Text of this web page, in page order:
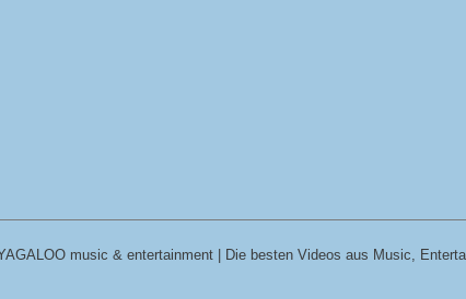
music & entertainment | Die besten Videos aus Music,